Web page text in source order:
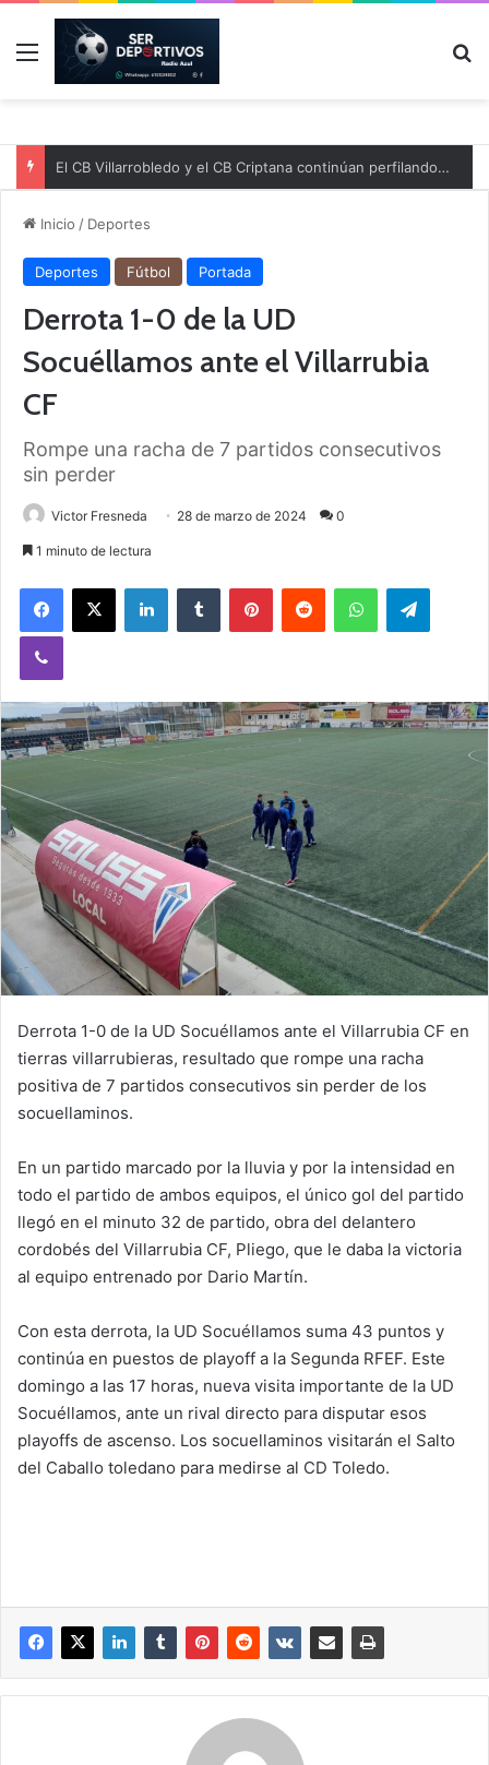
Menú
El CB Villarrobledo y el CB Criptana continúan perfilando sus plantillas
Inicio / Deportes
Deportes Fútbol Portada
Derrota 1-0 de la UD
Socuéllamos ante el Villarrubia
CF
Rompe una racha de 7 partidos consecutivos
sin perder
Victor Fresneda 28 de marzo de 2024 0
1 minuto de lectura
Derrota 1-0 de la UD Socuéllamos ante el Villarrubia CF en
tierras villarrubieras, resultado que rompe una racha
positiva de 7 partidos consecutivos sin perder de los
socuellaminos.
En un partido marcado por la lluvia y por la intensidad en
todo el partido de ambos equipos, el único gol del partido
llegó en el minuto 32 de partido, obra del delantero
cordobés del Villarrubia CF, Pliego, que le daba la victoria
al equipo entrenado por Dario Martín.
Con esta derrota, la UD Socuéllamos suma 43 puntos y
continúa en puestos de playoff a la Segunda RFEF. Este
domingo a las 17 horas, nueva visita importante de la UD
Socuéllamos, ante un rival directo para disputar esos
playoffs de ascenso. Los socuellaminos visitarán el Salto
del Caballo toledano para medirse al CD Toledo.